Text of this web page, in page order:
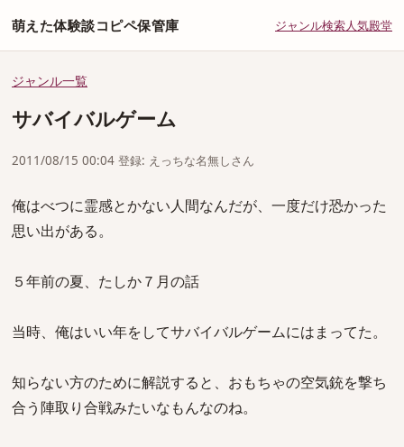
萌えた体験談コピペ保管庫 ジャンル検索人気殿堂
ジャンル一覧
サバイバルゲーム
2011/08/15 00:04 登録: えっちな名無しさん
俺はべつに霊感とかない人間なんだが、一度だけ恐かった
思い出がある。
５年前の夏、たしか７月の話
当時、俺はいい年をしてサバイバルゲームにはまってた。
知らない方のために解説すると、おもちゃの空気銃を撃ち
合う陣取り合戦みたいなもんなのね。